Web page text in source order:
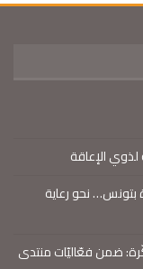
الإعاقة
بتونس… نحو رعاية
ضمن فعّاليّات منتدى